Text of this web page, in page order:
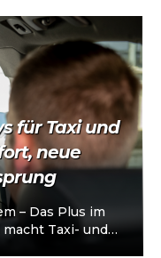
für Taxi und
neue
– Das Plus im
Taxi- und